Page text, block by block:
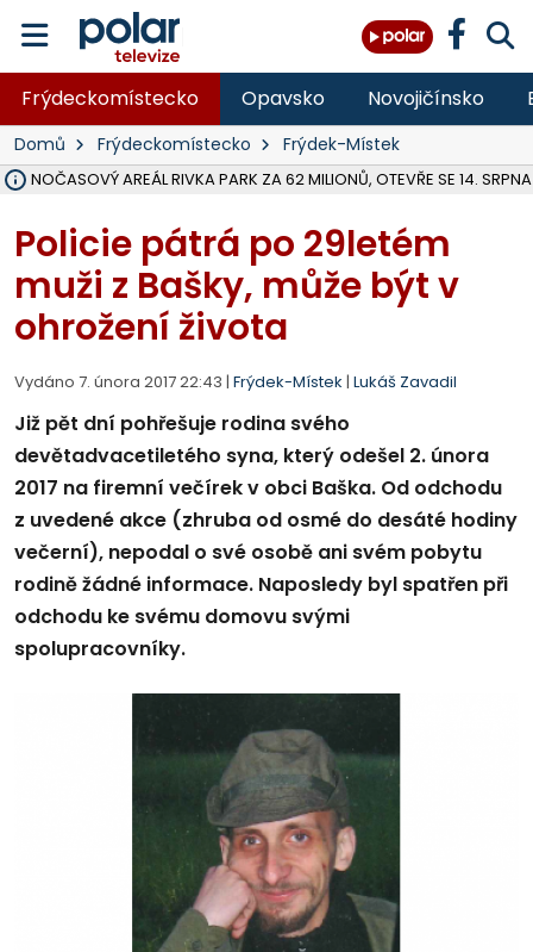
Frýdeckomístecko Opavsko Novojičínsko
Domů Frýdeckomístecko Frýdek-Místek
AREÁL RIVKA PARK ZA 62 MILIONŮ, OTEVŘE SE 14. SRPNA
Policie pátrá po 29letém
muži z Bašky, může být v
ohrožení života
Vydáno 7. února 2017 22:43 | Frýdek-Místek | Lukáš Zavadil
Již pět dní pohřešuje rodina svého
devětadvacetiletého syna, který odešel 2. února
2017 na firemní večírek v obci Baška. Od odchodu
z uvedené akce (zhruba od osmé do desáté hodiny
večerní), nepodal o své osobě ani svém pobytu
rodině žádné informace. Naposledy byl spatřen při
odchodu ke svému domovu svými
spolupracovníky.